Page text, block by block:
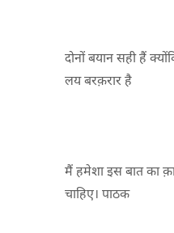
दोनों बयान सही हैं
लय बरक़रार है
मैं हमेशा इस बात का
चाहिए। पाठक